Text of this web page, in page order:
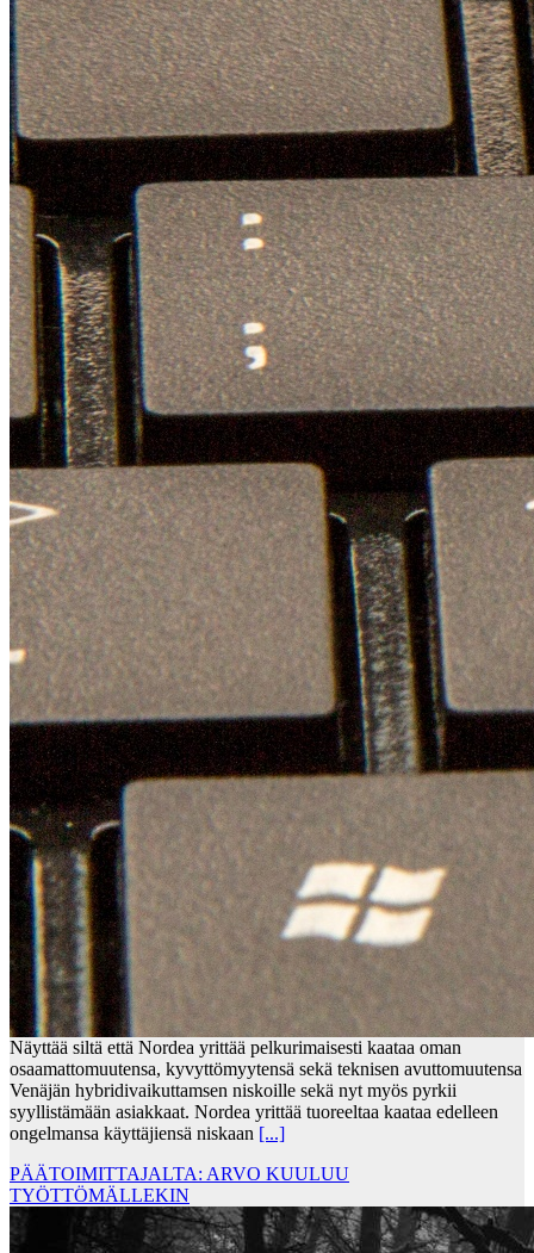
Näyttää siltä että Nordea yrittää pelkurimaisesti kaataa oman
osaamattomuutensa, kyvyttömyytensä sekä teknisen avuttomuutensa
Venäjän hybridivaikuttamsen niskoille sekä nyt myös pyrkii
syyllistämään asiakkaat. Nordea yrittää tuoreeltaa kaataa edelleen
ongelmansa käyttäjiensä niskaan [...]
PÄÄTOIMITTAJALTA: ARVO KUULUU
TYÖTTÖMÄLLEKIN